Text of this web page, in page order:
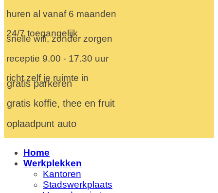
huren al vanaf 6 maanden
24/7 toegangelijk
snelle wifi, zonder zorgen
receptie 9.00 - 17.30 uur
richt zelf je ruimte in
gratis parkeren
gratis koffie, thee en fruit
oplaadpunt auto
Home
Werkplekken
Kantoren
Stadswerkplaats